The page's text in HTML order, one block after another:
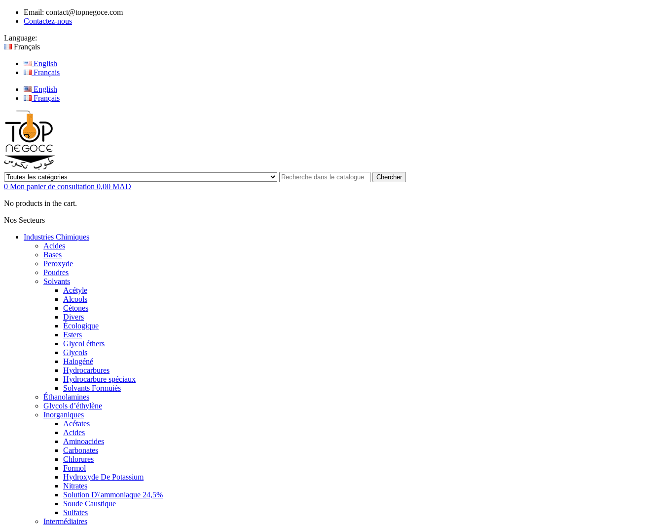
Email: contact@topnegoce.com
Contactez-nous
Language:
Français
English
Français
English
Français
Chercher
0 Mon panier de consultation 0,00 MAD
No products in the cart.
Nos Secteurs
Industries Chimiques
Acides
Bases
Peroxyde
Poudres
Solvants
Acétyle
Alcools
Cétones
Divers
Écologique
Esters
Glycol éthers
Glycols
Halogéné
Hydrocarbures
Hydrocarbure spéciaux
Solvants Formuiés
Éthanolamines
Glycols d’éthylène
Inorganiques
Acétates
Acides
Aminoacides
Carbonates
Chlorures
Formol
Hydroxyde De Potassium
Nitrates
Solution D\'ammoniaque 24,5%
Soude Caustique
Sulfates
Intermédiaires